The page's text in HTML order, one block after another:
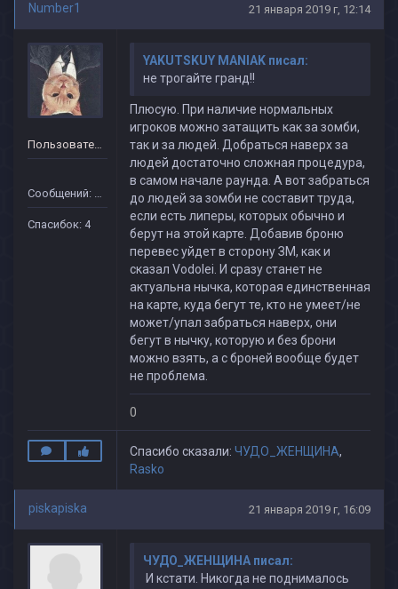
Number1 21 января 2019 г, 12:14
Пользователь
Сообщений: 10
Спасибок: 4
YAKUTSKUY MANIAK писал:
не трогайте гранд!!
Плюсую. При наличие нормальных
игроков можно затащить как за зомби,
так и за людей. Добраться наверх за
людей достаточно сложная процедура,
в самом начале раунда. А вот забраться
до людей за зомби не составит труда,
если есть липеры, которых обычно и
берут на этой карте. Добавив броню
перевес уйдет в сторону ЗМ, как и
сказал Vodolei. И сразу станет не
актуальна нычка, которая единственная
на карте, куда бегут те, кто не умеет/не
может/упал забраться наверх, они
бегут в нычку, которую и без брони
можно взять, а с броней вообще будет
не проблема.
0
Спасибо сказали: ЧУДО_ЖЕНЩИНА,
Rasko
piskapiska 21 января 2019 г, 16:09
ЧУДО_ЖЕНЩИНА писал:
И кстати. Никогда не поднималось